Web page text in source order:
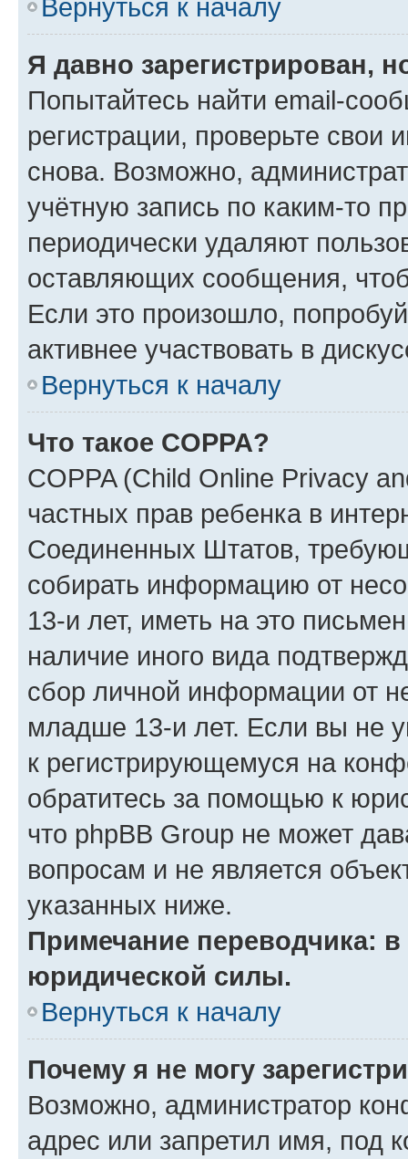
Вернуться к началу
Я давно зарегистрирован,
Попытайтесь найти email-
регистрации, проверьте свои
снова. Возможно,
учётную запись по каким-то
периодически удаляют
оставляющих сообщения,
Если это произошло,
активнее участвовать в
Вернуться к началу
Что такое COPPA?
COPPA (Child Online Privacy
частных прав ребенка в
Соединенных Штатов,
собирать информацию от
13-и лет, иметь на это
наличие иного вида
сбор личной информации от
младше 13-и лет. Если вы не
к регистрирующемуся на
обратитесь за помощью к
что phpBB Group не может
вопросам и не является
указанных ниже.
Примечание переводчика:
юридической силы.
Вернуться к началу
Почему я не могу
Возможно, администратор
адрес или запретил имя, под